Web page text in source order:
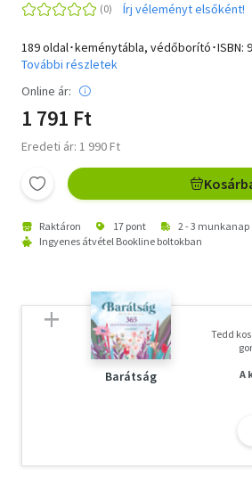
Írj véleményt elsőként!
189 oldal･keménytábla, védőborító･ISBN:
További részletek
Online ár:
1 791 Ft
Eredeti ár: 1 990 Ft
Raktáron 17 pont
2 - 3 munkanap
Ingyenes átvétel Bookline boltokban
Barátság
Tedd
A